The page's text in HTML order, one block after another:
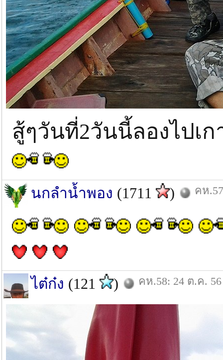
สู้ๆวันที่2วันนี้ลองไปเ
นกลำน้ำพอง (1711 ) คห
ไต๋ก๋ง (121 ) คห.58: 24 ต.ค. 56